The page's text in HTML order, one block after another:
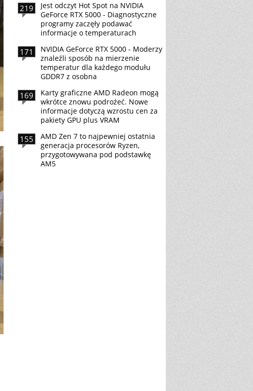
219
Jest odczyt Hot Spot na NVIDIA
GeForce RTX 5000 - Diagnostyczne
programy zaczęły podawać
informacje o temperaturach
171
NVIDIA GeForce RTX 5000 - Moderzy
znaleźli sposób na mierzenie
temperatur dla każdego modułu
GDDR7 z osobna
169
Karty graficzne AMD Radeon mogą
wkrótce znowu podrożeć. Nowe
informacje dotyczą wzrostu cen za
pakiety GPU plus VRAM
155
AMD Zen 7 to najpewniej ostatnia
generacja procesorów Ryzen,
przygotowywana pod podstawkę
AM5